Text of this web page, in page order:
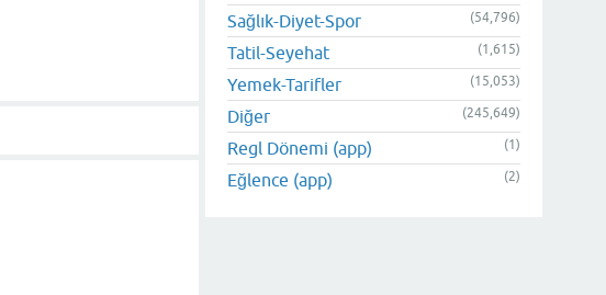
Sağlık-Diyet-Spor (54,796)
Tatil-Seyehat (1,615)
Yemek-Tarifler (15,053)
Diğer (245,649)
Regl Dönemi (app) (1)
Eğlence (app) (2)